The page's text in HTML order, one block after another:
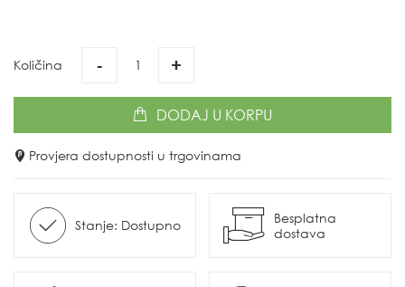
Količina - +
DODAJ U KORPU
Provjera dostupnosti u trgovinama
Stanje: Dostupno
Besplatna
dostava